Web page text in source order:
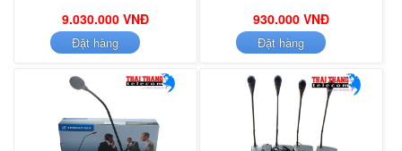
9.030.000 VNĐ
Đặt hàng
930.000 VNĐ
Đặt hàng